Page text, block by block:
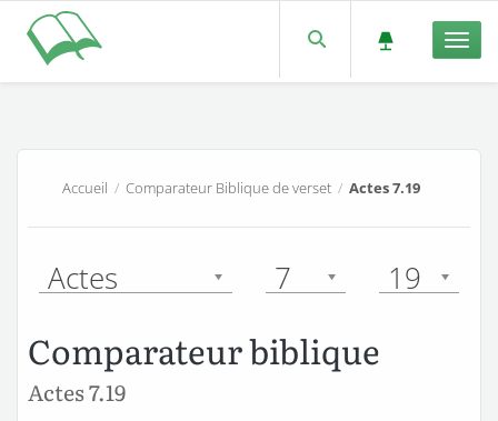
Accueil /Comparateur Biblique de verset /Actes 7.19
Actes 7 19
Comparateur biblique
Actes 7.19